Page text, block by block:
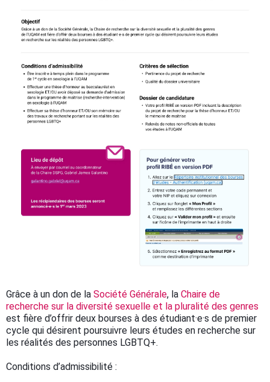
Grâce à un don de la Société Générale, la Chaire de
recherche sur la diversité sexuelle et la pluralité des genres
est fière d’offrir deux bourses à des étudiant·e·s de premier
cycle qui désirent poursuivre leurs études en recherche sur
les réalités des personnes LGBTQ+.
Conditions d’admissibilité :